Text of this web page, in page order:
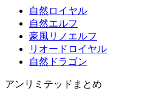
自然ロイヤル
自然エルフ
豪風リノエルフ
リオードロイヤル
自然ドラゴン
アンリミテッドまとめ